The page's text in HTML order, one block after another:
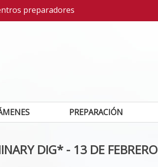
preparadores
PREPARACIÓN
DIG* - 13 DE